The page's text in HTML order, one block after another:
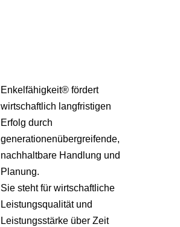
Enkelfähigkeit® fördert
wirtschaftlich langfristigen
Erfolg durch
generationenübergreifende,
nachhaltbare Handlung und
Planung.
Sie steht für wirtschaftliche
Leistungsqualität und
Leistungsstärke über Zeit